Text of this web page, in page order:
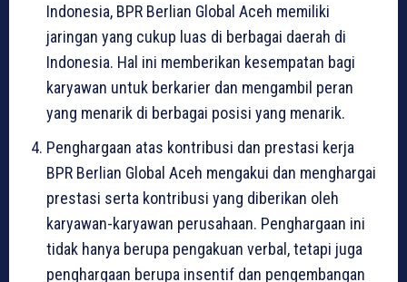
Indonesia, BPR Berlian Global Aceh memiliki
jaringan yang cukup luas di berbagai daerah di
Indonesia. Hal ini memberikan kesempatan bagi
karyawan untuk berkarier dan mengambil peran
yang menarik di berbagai posisi yang menarik.
Penghargaan atas kontribusi dan prestasi kerja
BPR Berlian Global Aceh mengakui dan menghargai
prestasi serta kontribusi yang diberikan oleh
karyawan-karyawan perusahaan. Penghargaan ini
tidak hanya berupa pengakuan verbal, tetapi juga
penghargaan berupa insentif dan pengembangan